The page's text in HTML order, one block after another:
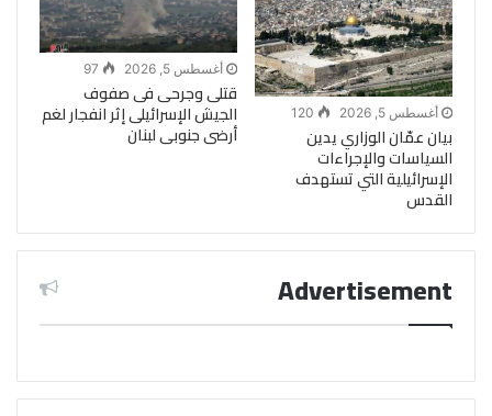
أغسطس 5, 2026 120
بيان عمّان الوزاري يدين
السياسات والإجراءات
الإسرائيلية التي تستهدف
القدس
أغسطس 5, 2026 97
قتلى وجرحى فى صفوف
الجيش الإسرائيلى إثر انفجار لغم
أرضى جنوبى لبنان
Advertisement